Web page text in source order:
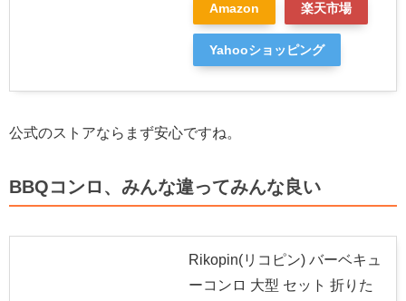
Amazon 楽天市場
Yahooショッピング
公式のストアならまず安心ですね。
BBQコンロ、みんな違ってみんな良い
Rikopin(リコピン) バーベキュ
ーコンロ 大型 セット 折りた